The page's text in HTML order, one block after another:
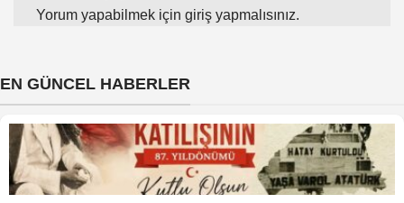
Yorum yapabilmek için giriş yapmalısınız.
EN GÜNCEL HABERLER